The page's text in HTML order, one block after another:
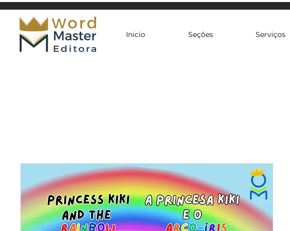
Inicio Seções Serviços